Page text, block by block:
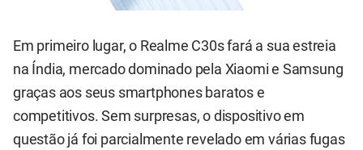
Em primeiro lugar, o Realme C30s fará a sua estreia
na Índia, mercado dominado pela Xiaomi e Samsung
graças aos seus smartphones baratos e
competitivos. Sem surpresas, o dispositivo em
questão já foi parcialmente revelado em várias fugas